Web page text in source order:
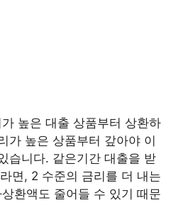
높은 대출 상품부터 상환하
가 높은 상품부터 갚아야 이
습니다. 같은기간 대출을 받
면, 2 수준의 금리를 더 내는
환액도 줄어들 수 있기 때문